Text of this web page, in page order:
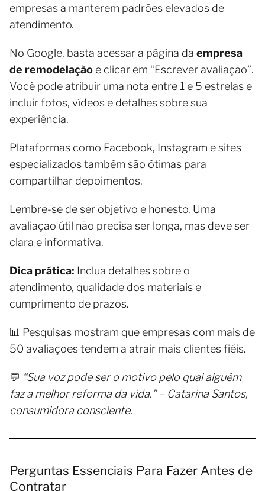
empresas a manterem padrões elevados de
atendimento.
No Google, basta acessar a página da empresa
de remodelação e clicar em “Escrever avaliação”.
Você pode atribuir uma nota entre 1 e 5 estrelas e
incluir fotos, vídeos e detalhes sobre sua
experiência.
Plataformas como Facebook, Instagram e sites
especializados também são ótimas para
compartilhar depoimentos.
Lembre-se de ser objetivo e honesto. Uma
avaliação útil não precisa ser longa, mas deve ser
clara e informativa.
Dica prática: Inclua detalhes sobre o
atendimento, qualidade dos materiais e
cumprimento de prazos.
📊 Pesquisas mostram que empresas com mais de
50 avaliações tendem a atrair mais clientes fiéis.
💬 “Sua voz pode ser o motivo pelo qual alguém
faz a melhor reforma da vida.” – Catarina Santos,
consumidora consciente.
Perguntas Essenciais Para Fazer Antes de
Contratar